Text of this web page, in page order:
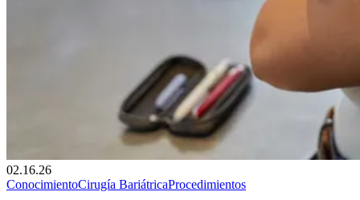
02.16.26
ConocimientoCirugía BariátricaProcedimientos